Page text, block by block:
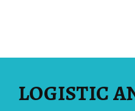
LOGISTIC